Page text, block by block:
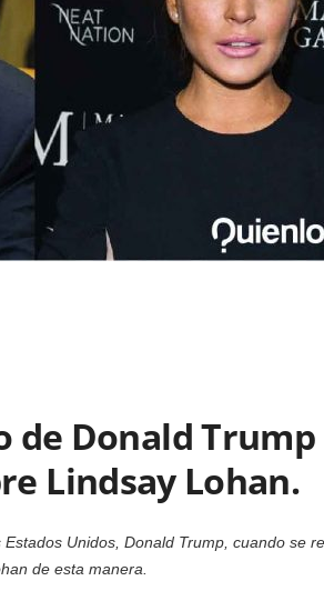
de Donald Trump
Lindsay Lohan.
Unidos, Donald Trump, cuando se
de esta manera.